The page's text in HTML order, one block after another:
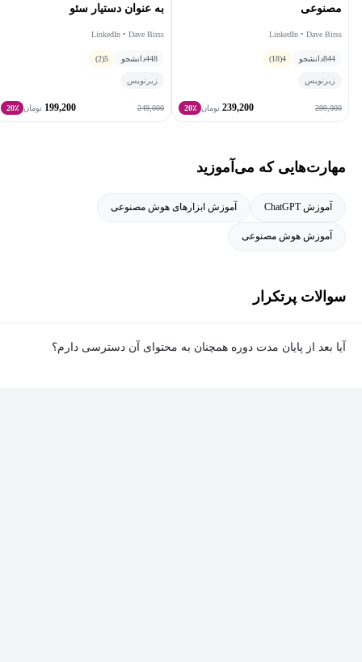
مصنوعی
LinkedIn • Dave Birss
844دانشجو 4
(18)
زیرنویس
299,000
239,200 تومان 20٪
به عنوان دستیار سئو
LinkedIn • Dave Birss
448دانشجو 5
(2)
زیرنویس
249,000
199,200 تومان 20٪
مهارت‌هایی که می‌آموزید
آموزش ChatGPT آموزش ابزارهای هوش مصنوعی
آموزش هوش مصنوعی
سوالات پرتکرار
آیا بعد از پایان مدت دوره همچنان به محتوای آن دسترسی دارم؟